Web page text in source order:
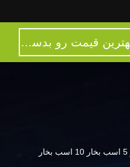
بهترین قیمت رو بدست بیار